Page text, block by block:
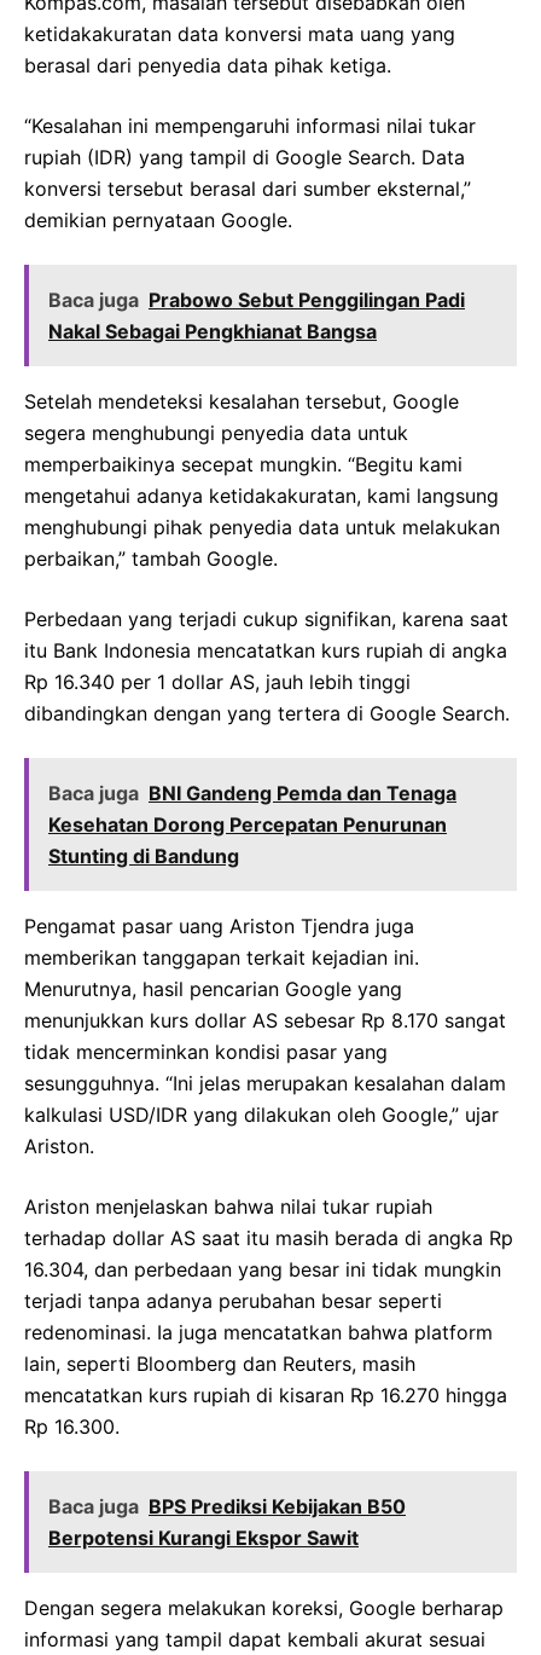
ketidakakuratan data konversi mata uang yang
berasal dari penyedia data pihak ketiga.
“Kesalahan ini mempengaruhi informasi nilai tukar
rupiah (IDR) yang tampil di Google Search. Data
konversi tersebut berasal dari sumber eksternal,”
demikian pernyataan Google.
Baca juga Prabowo Sebut Penggilingan Padi
Nakal Sebagai Pengkhianat Bangsa
Setelah mendeteksi kesalahan tersebut, Google
segera menghubungi penyedia data untuk
memperbaikinya secepat mungkin. “Begitu kami
mengetahui adanya ketidakakuratan, kami langsung
menghubungi pihak penyedia data untuk melakukan
perbaikan,” tambah Google.
Perbedaan yang terjadi cukup signifikan, karena saat
itu Bank Indonesia mencatatkan kurs rupiah di angka
Rp 16.340 per 1 dollar AS, jauh lebih tinggi
dibandingkan dengan yang tertera di Google Search.
Baca juga BNI Gandeng Pemda dan Tenaga
Kesehatan Dorong Percepatan Penurunan
Stunting di Bandung
Pengamat pasar uang Ariston Tjendra juga
memberikan tanggapan terkait kejadian ini.
Menurutnya, hasil pencarian Google yang
menunjukkan kurs dollar AS sebesar Rp 8.170 sangat
tidak mencerminkan kondisi pasar yang
sesungguhnya. “Ini jelas merupakan kesalahan dalam
kalkulasi USD/IDR yang dilakukan oleh Google,” ujar
Ariston.
Ariston menjelaskan bahwa nilai tukar rupiah
terhadap dollar AS saat itu masih berada di angka Rp
16.304, dan perbedaan yang besar ini tidak mungkin
terjadi tanpa adanya perubahan besar seperti
redenominasi. Ia juga mencatatkan bahwa platform
lain, seperti Bloomberg dan Reuters, masih
mencatatkan kurs rupiah di kisaran Rp 16.270 hingga
Rp 16.300.
Baca juga BPS Prediksi Kebijakan B50
Berpotensi Kurangi Ekspor Sawit
Dengan segera melakukan koreksi, Google berharap
informasi yang tampil dapat kembali akurat sesuai